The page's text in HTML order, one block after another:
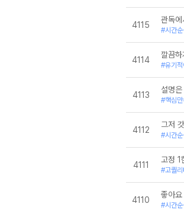
4115
관독
#시간
4114
깔끔
#유기
4113
설명
#핵심만
4112
그저
#시간
4111
고정 1
#고퀄리
4110
좋아요
#시간